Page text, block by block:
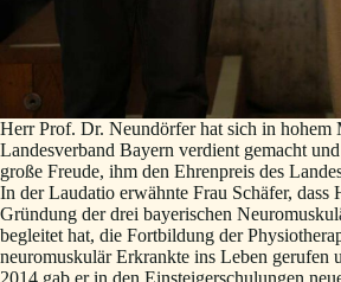
Herr Prof. Dr. Neundörfer hat sich in hohem
Landesverband Bayern verdient gemacht
große Freude, ihm den Ehrenpreis des
In der Laudatio erwähnte Frau Schäfer,
Gründung der drei bayerischen
begleitet hat, die Fortbildung der
neuromuskulär Erkrankte ins Leben gerufen
2014 gab er in den Einsteigerschulungen